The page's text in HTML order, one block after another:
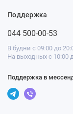
Поддержка
044 500-00-53
В будни с 09:00 до
На выходных с 10:00
Поддержка в